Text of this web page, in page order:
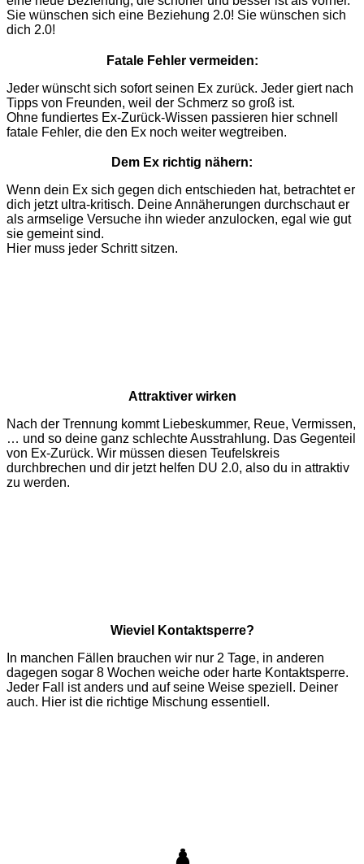
Sie wünschen sich eine Beziehung 2.0! Sie wünschen sich
dich 2.0!
Fatale Fehler vermeiden:
Jeder wünscht sich sofort seinen Ex zurück. Jeder giert nach
Tipps von Freunden, weil der Schmerz so groß ist.
Ohne fundiertes Ex-Zurück-Wissen passieren hier schnell
fatale Fehler, die den Ex noch weiter wegtreiben.
Dem Ex richtig nähern:
Wenn dein Ex sich gegen dich entschieden hat, betrachtet er
dich jetzt ultra-kritisch. Deine Annäherungen durchschaut er
als armselige Versuche ihn wieder anzulocken, egal wie gut
sie gemeint sind.
Hier muss jeder Schritt sitzen.
Attraktiver wirken
Nach der Trennung kommt Liebeskummer, Reue, Vermissen,
… und so deine ganz schlechte Ausstrahlung. Das Gegenteil
von Ex-Zurück. Wir müssen diesen Teufelskreis
durchbrechen und dir jetzt helfen DU 2.0, also du in attraktiv
zu werden.
Wieviel Kontaktsperre?
In manchen Fällen brauchen wir nur 2 Tage, in anderen
dagegen sogar 8 Wochen weiche oder harte Kontaktsperre.
Jeder Fall ist anders und auf seine Weise speziell. Deiner
auch. Hier ist die richtige Mischung essentiell.
♟️